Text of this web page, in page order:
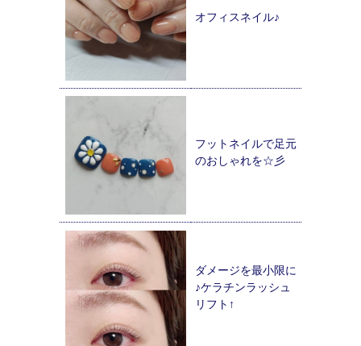
オフィスネイル♪
フットネイルで足元
のおしゃれを☆彡
ダメージを最小限に
♪ケラチンラッシュ
リフト↑